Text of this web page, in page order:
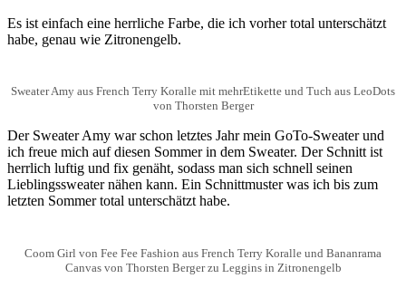
Es ist einfach eine herrliche Farbe, die ich vorher total unterschätzt
habe, genau wie Zitronengelb.
Sweater Amy aus French Terry Koralle mit mehrEtikette und Tuch aus LeoDots
von Thorsten Berger
Der Sweater Amy war schon letztes Jahr mein GoTo-Sweater und
ich freue mich auf diesen Sommer in dem Sweater. Der Schnitt ist
herrlich luftig und fix genäht, sodass man sich schnell seinen
Lieblingssweater nähen kann. Ein Schnittmuster was ich bis zum
letzten Sommer total unterschätzt habe.
Coom Girl von Fee Fee Fashion aus French Terry Koralle und Bananrama
Canvas von Thorsten Berger zu Leggins in Zitronengelb